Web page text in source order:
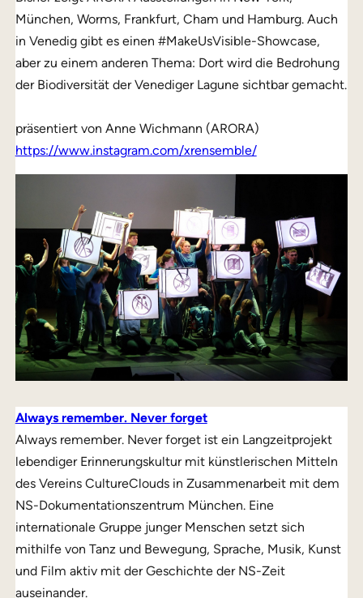
München, Worms, Frankfurt, Cham und Hamburg. Auch
in Venedig gibt es einen #MakeUsVisible-Showcase,
aber zu einem anderen Thema: Dort wird die Bedrohung
der Biodiversität der Venediger Lagune sichtbar gemacht.
präsentiert von Anne Wichmann (ARORA)
https://www.instagram.com/xrensemble/
Always remember. Never forget
Always remember. Never forget ist ein Langzeitprojekt
lebendiger Erinnerungskultur mit künstlerischen Mitteln
des Vereins CultureClouds in Zusammenarbeit mit dem
NS-Dokumentationszentrum München. Eine
internationale Gruppe junger Menschen setzt sich
mithilfe von Tanz und Bewegung, Sprache, Musik, Kunst
und Film aktiv mit der Geschichte der NS-Zeit
auseinander.